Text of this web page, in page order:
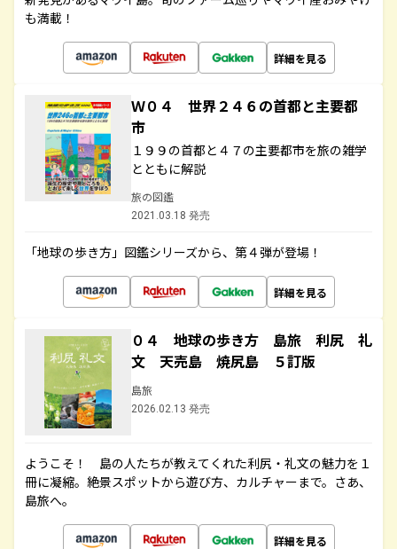
も満載！
詳細を見る
Ｗ０４ 世界２４６の首都と主要都
市
１９９の首都と４７の主要都市を旅の雑学
とともに解説
旅の図鑑
2021.03.18 発売
「地球の歩き方」図鑑シリーズから、第４弾が登場！
詳細を見る
０４ 地球の歩き方 島旅 利尻 礼
文 天売島 焼尻島 ５訂版
島旅
2026.02.13 発売
ようこそ！ 島の人たちが教えてくれた利尻・礼文の魅力を１
冊に凝縮。絶景スポットから遊び方、カルチャーまで。さあ、
島旅へ。
詳細を見る